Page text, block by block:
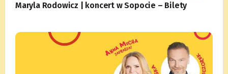
Maryla Rodowicz | koncert w Sopocie – Bilety